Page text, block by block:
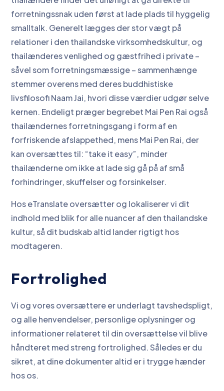
forretningssnak uden først at lade plads til hyggelig
smalltalk. Generelt lægges der stor vægt på
relationer i den thailandske virksomhedskultur, og
thailænderes venlighed og gæstfrihed i private –
såvel som forretningsmæssige – sammenhænge
stemmer overens med deres buddhistiske
livsfilosofi Naam Jai, hvori disse værdier udgør selve
kernen. Endeligt præger begrebet Mai Pen Rai også
thailændernes forretningsgang i form af en
forfriskende afslappethed, mens Mai Pen Rai, der
kan oversættes til: “take it easy”, minder
thailænderne om ikke at lade sig gå på af små
forhindringer, skuffelser og forsinkelser.
Hos eTranslate oversætter og lokaliserer vi dit
indhold med blik for alle nuancer af den thailandske
kultur, så dit budskab altid lander rigtigt hos
modtageren.
Fortrolighed
Vi og vores oversættere er underlagt tavshedspligt,
og alle henvendelser, personlige oplysninger og
informationer relateret til din oversættelse vil blive
håndteret med streng fortrolighed. Således er du
sikret, at dine dokumenter altid er i trygge hænder
hos os.